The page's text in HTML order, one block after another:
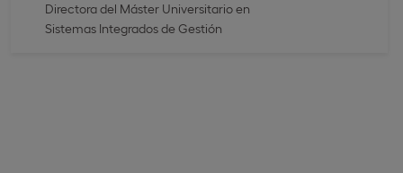
Directora del Máster Universitario en
Sistemas Integrados de Gestión